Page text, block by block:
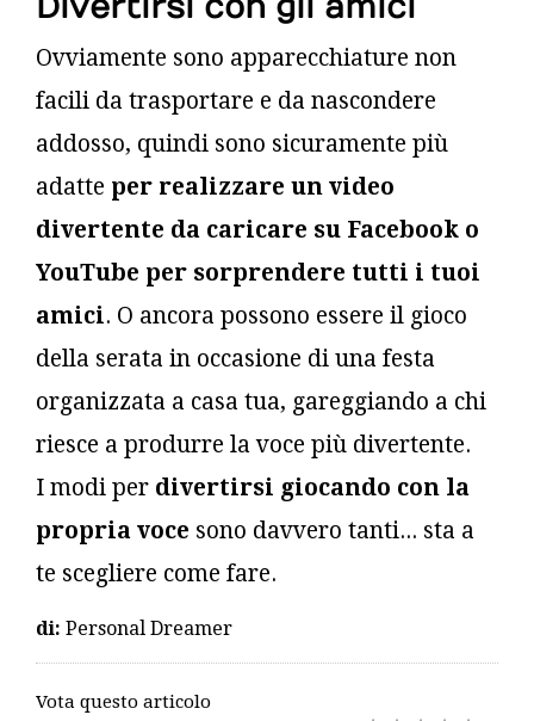
Divertirsi con gli amici
Ovviamente sono apparecchiature non
facili da trasportare e da nascondere
addosso, quindi sono sicuramente più
adatte per realizzare un video
divertente da caricare su Facebook o
YouTube per sorprendere tutti i tuoi
amici. O ancora possono essere il gioco
della serata in occasione di una festa
organizzata a casa tua, gareggiando a chi
riesce a produrre la voce più divertente.
I modi per divertirsi giocando con la
propria voce sono davvero tanti... sta a
te scegliere come fare.
di: Personal Dreamer
Vota questo articolo